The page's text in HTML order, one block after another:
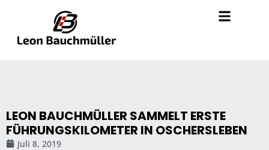
LEON BAUCHMÜLLER SAMMELT ERSTE
FÜHRUNGSKILOMETER IN OSCHERSLEBEN
Juli 8, 2019